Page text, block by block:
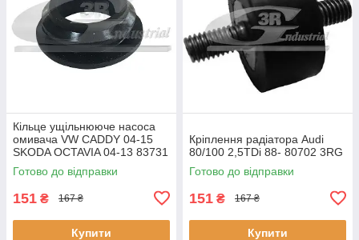
Кiльце ущiльнююче насоса
омивача VW CADDY 04-15
SKODA OCTAVIA 04-13 83731
3RG
Готово до відправки
151 ₴ 167 ₴
Купити
Кріплення радіатора Audi
80/100 2,5TDi 88- 80702 3RG
Готово до відправки
151 ₴ 167 ₴
Купити